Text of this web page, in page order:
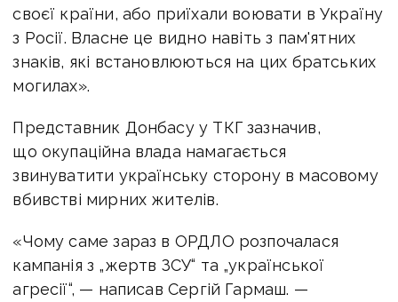
своєї країни, або приїхали воювати в Україну
з Росії. Власне це видно навіть з пам'ятних
знаків, які встановлюються на цих братських
могилах».
Представник Донбасу у ТКГ зазначив,
що окупаційна влада намагається
звинуватити українську сторону в масовому
вбивстві мирних жителів.
«Чому саме зараз в ОРДЛО розпочалася
кампанія з „жертв ЗСУ“ та „української
агресії“, — написав Сергій Гармаш. —